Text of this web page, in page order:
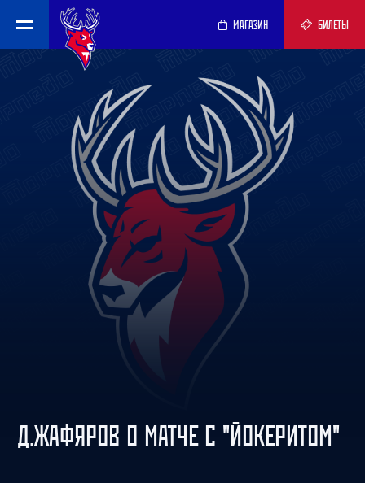
МАГАЗИН БИЛЕТЫ
Д.ЖАФЯРОВ О МАТЧЕ С "ЙОКЕРИТОМ"